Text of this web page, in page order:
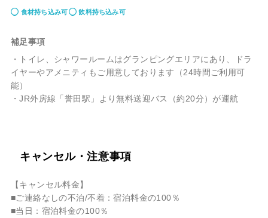
食材持ち込み可 飲料持ち込み可
補足事項
・トイレ、シャワールームはグランピングエリアにあり、ドラ
イヤーやアメニティもご用意しております（24時間ご利用可
能）
・JR外房線「誉田駅」より無料送迎バス（約20分）が運航
キャンセル・注意事項
【キャンセル料金】
■ご連絡なしの不泊/不着：宿泊料金の100％
■当日：宿泊料金の100％